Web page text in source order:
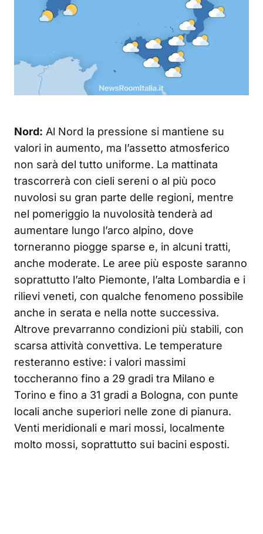
Nord: Al Nord la pressione si mantiene su
valori in aumento, ma l’assetto atmosferico
non sarà del tutto uniforme. La mattinata
trascorrerà con cieli sereni o al più poco
nuvolosi su gran parte delle regioni, mentre
nel pomeriggio la nuvolosità tenderà ad
aumentare lungo l’arco alpino, dove
torneranno piogge sparse e, in alcuni tratti,
anche moderate. Le aree più esposte saranno
soprattutto l’alto Piemonte, l’alta Lombardia e i
rilievi veneti, con qualche fenomeno possibile
anche in serata e nella notte successiva.
Altrove prevarranno condizioni più stabili, con
scarsa attività convettiva. Le temperature
resteranno estive: i valori massimi
toccheranno fino a 29 gradi tra Milano e
Torino e fino a 31 gradi a Bologna, con punte
locali anche superiori nelle zone di pianura.
Venti meridionali e mari mossi, localmente
molto mossi, soprattutto sui bacini esposti.